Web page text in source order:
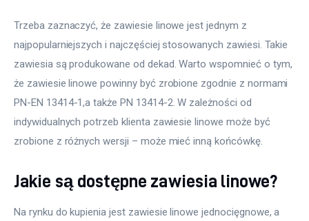
Trzeba zaznaczyć, że zawiesie linowe jest jednym z
najpopularniejszych i najczęściej stosowanych zawiesi. Takie
zawiesia są produkowane od dekad. Warto wspomnieć o tym,
że zawiesie linowe powinny być zrobione zgodnie z normami
PN-EN 13414-1,a także PN 13414-2. W zależności od
indywidualnych potrzeb klienta zawiesie linowe może być
zrobione z różnych wersji – może mieć inną końcówkę.
Jakie są dostępne zawiesia linowe?
Na rynku do kupienia jest zawiesie linowe jednocięgnowe, a